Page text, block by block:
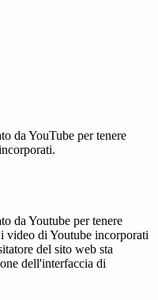
da YouTube per tenere
da Youtube per tenere
video di Youtube incorporati
del sito web sta
dell'interfaccia di